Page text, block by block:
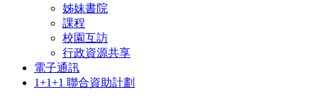
姊妹書院
課程
校園互訪
行政資源共享
電子通訊
1+1+1 聯合資助計劃